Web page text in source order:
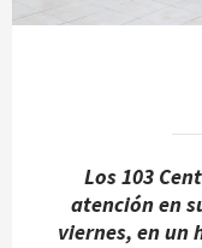
Los 103
atención en
viernes, en un